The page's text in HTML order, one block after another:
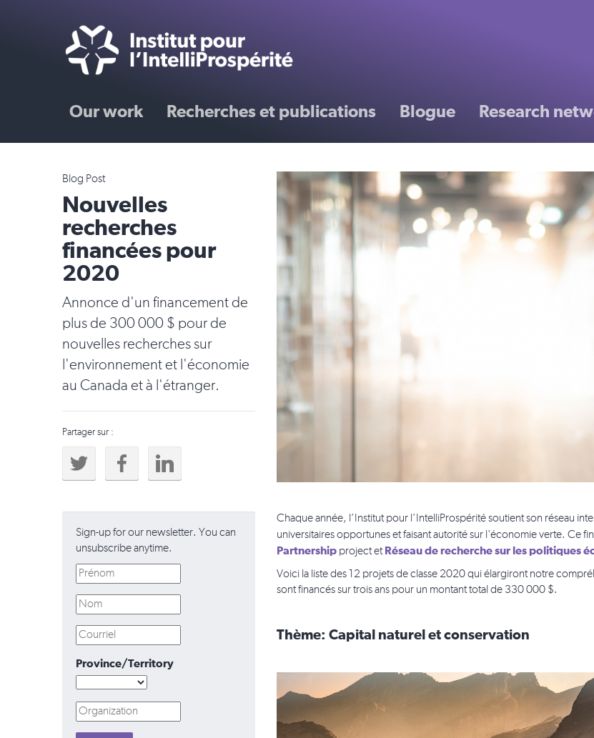
Our work Recherches et publications Blogue Research
Blog Post
Nouvelles
recherches
financées pour
2020
Annonce d'un financement de
plus de 300 000 $ pour de
nouvelles recherches sur
l'environnement et l'économie
au Canada et à l'étranger.
Partager sur :
Sign-up for our newsletter. You can
unsubscribe anytime.
Province/Territory
Chaque année, l’Institut pour l’IntelliProspérité soutient son réseau
universitaires opportunes et faisant autorité sur l'économie verte. Ce
Partnership project et Réseau de recherche sur les politiques
Voici la liste des 12 projets de classe 2020 qui élargiront notre
sont financés sur trois ans pour un montant total de 330 000 $.
Thème: Capital naturel et conservation